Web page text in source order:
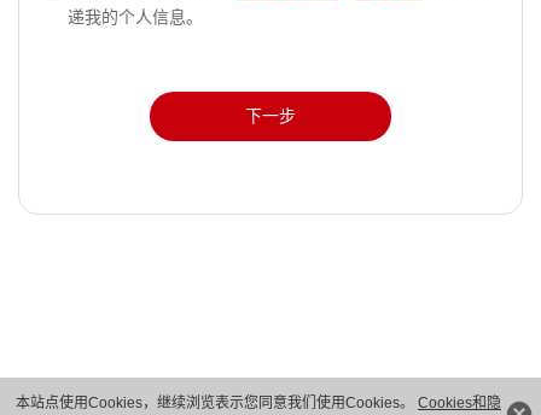
本站点使用Cookies，继续浏览表示您同意我们使用Cookies。 Cookies和隐
递我的个人信息。
下一步
版权所有 © 华为技术有限公司 1998-2026。 保留一切权利。粤A2-20044005号